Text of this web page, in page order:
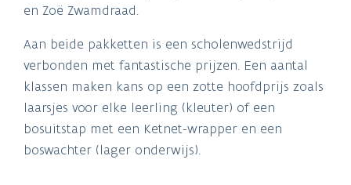
en Zoë Zwamdraad.
Aan beide pakketten is een scholenwedstrijd
verbonden met fantastische prijzen. Een aantal
klassen maken kans op een zotte hoofdprijs zoals
laarsjes voor elke leerling (kleuter) of een
bosuitstap met een Ketnet-wrapper en een
boswachter (lager onderwijs).